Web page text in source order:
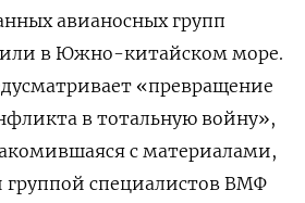
авианосных групп
или в Южно-китайском море.
«превращение
в тотальную войну»,
с материалами,
специалистов ВМФ